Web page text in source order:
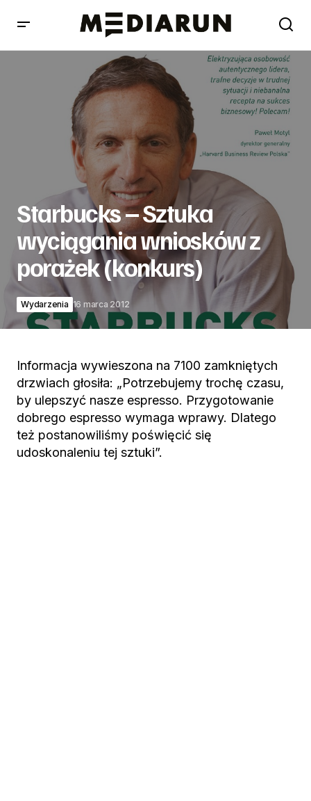
Starbucks – Sztuka wyciągania wniosków z porażek
Starbucks – Sztuka
wyciągania wniosków z
porażek (konkurs)
Wydarzenia 16 marca 2012
Informacja wywieszona na 7100 zamkniętych
drzwiach głosiła: „Potrzebujemy trochę czasu,
by ulepszyć nasze espresso. Przygotowanie
dobrego espresso wymaga wprawy. Dlatego
też postanowiliśmy poświęcić się
udoskonaleniu tej sztuki”.